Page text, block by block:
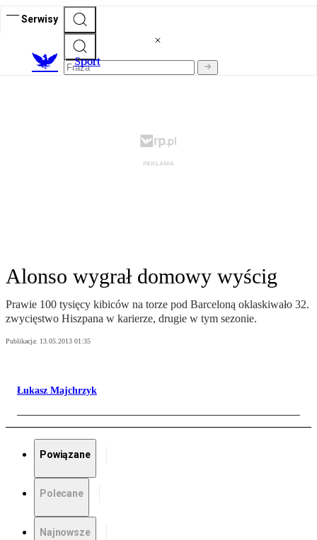
Serwisy
Sport
Alonso wygrał domowy wyścig
Prawie 100 tysięcy kibiców na torze pod Barceloną oklaskiwało 32.
zwycięstwo Hiszpana w karierze, drugie w tym sezonie.
Publikacja: 13.05.2013 01:35
Łukasz Majchrzyk
Powiązane
Polecane
Najnowsze